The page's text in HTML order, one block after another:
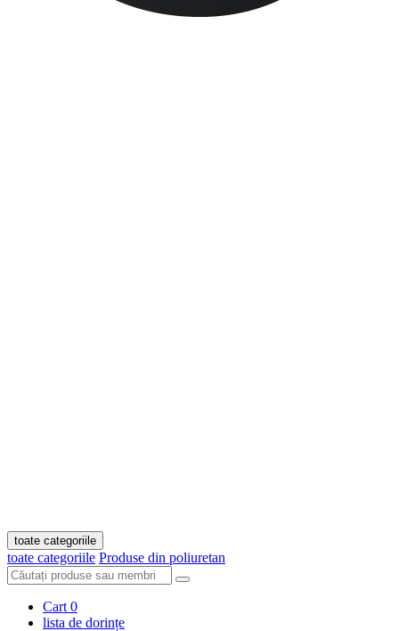
toate categoriile
toate categoriile Produse din poliuretan
Cart 0
lista de dorințe